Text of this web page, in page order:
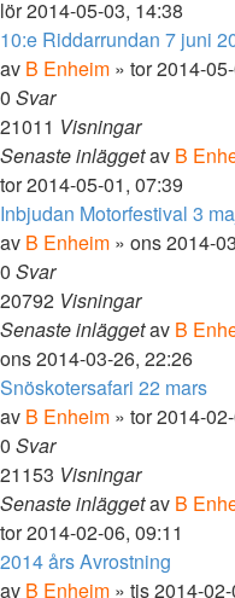
lör 2014-05-03, 14:38
10:e Riddarrundan 7 juni
av B Enheim » tor 2014-
0 Svar
21011 Visningar
Senaste inläggetav B
tor 2014-05-01, 07:39
Inbjudan Motorfestival 3
av B Enheim » ons 2014-
0 Svar
20792 Visningar
Senaste inläggetav B
ons 2014-03-26, 22:26
Snöskotersafari 22 mars
av B Enheim » tor 2014-
0 Svar
21153 Visningar
Senaste inläggetav B
tor 2014-02-06, 09:11
2014 års Avrostning
av B Enheim » tis 2014-